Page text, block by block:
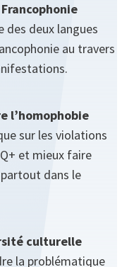
des deux langues
au travers
l’homophobie
sur les violations
et mieux faire
dans le
culturelle
la problématique